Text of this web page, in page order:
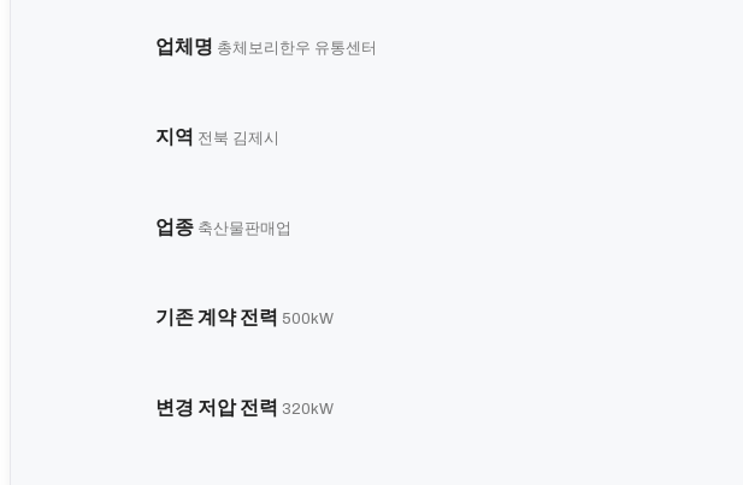
업체명 총체보리한우 유통센터
지역 전북 김제시
업종 축산물판매업
기존 계약 전력 500kW
변경 저압 전력 320kW